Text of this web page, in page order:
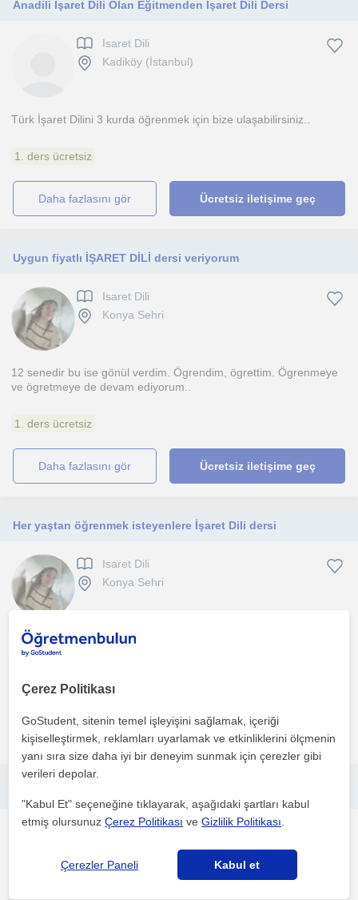
Anadili İşaret Dili Olan Eğitmenden İşaret Dili Dersi
Isaret Dili
Kadiköy (İstanbul)
Türk İşaret Dilini 3 kurda öğrenmek için bize ulaşabilirsiniz..
1. ders ücretsiz
daha fazlasını gör Ücretsiz iletişime geç
Uygun fiyatlı İŞARET DİLİ dersi veriyorum
Isaret Dili
Konya Sehri
12 senedir bu ise gönül verdim. Ögrendim, ögrettim. Ögrenmeye
ve ögretmeye de devam ediyorum..
1. ders ücretsiz
daha fazlasını gör Ücretsiz iletişime geç
Her yaştan öğrenmek isteyenlere İşaret Dili dersi
Isaret Dili
Konya Sehri
12 senedir bu ise gönül verdim. Ögrendim, ögrettim. Ögrenmeye
ve ögretmeye de devam ediyorum..
1. ders ücretsiz
daha fazlasını gör Ücretsiz iletişime geç
Isaret Dili
Avcilar (İstanbul)
Çerez Politikası
GoStudent, sitenin temel işleyişini sağlamak, içeriği
kişiselleştirmek, reklamları uyarlamak ve etkinliklerini ölçmenin
yanı sıra size daha iyi bir deneyim sunmak için çerezler gibi
verileri depolar.
"Kabul Et" seçeneğine tıklayarak, aşağıdaki şartları kabul
etmiş olursunuzÇerez Politikası veGizlilik Politikası
Çerezler Paneli Kabul et